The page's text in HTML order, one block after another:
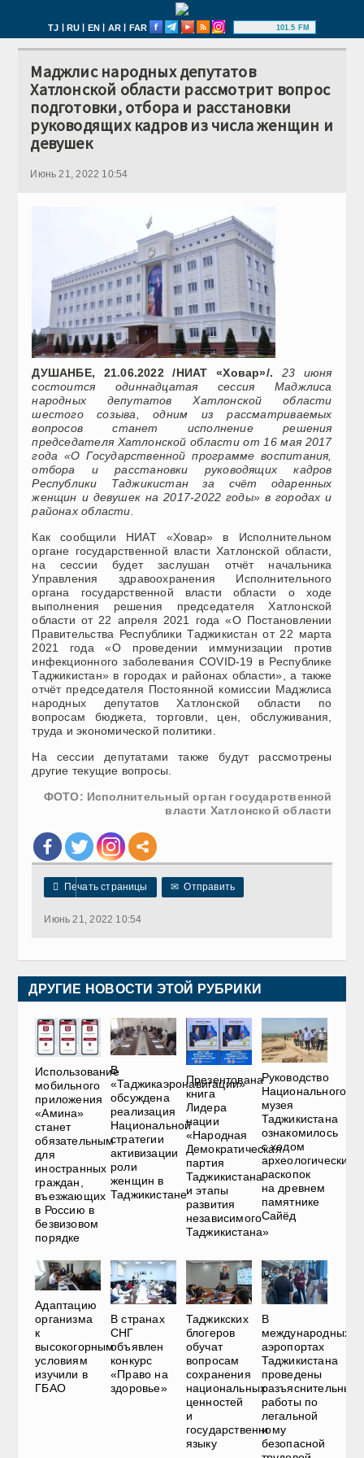
TJ | RU | EN | AR | FAR 101.5 FM
Маджлис народных депутатов
Хатлонской области рассмотрит вопрос
подготовки, отбора и расстановки
руководящих кадров из числа женщин и
девушек
Июнь 21, 2022 10:54
ДУШАНБЕ, 21.06.2022 /НИАТ «Ховар»/.
23 июня
состоится одиннадцатая сессия Маджлиса
народных депутатов Хатлонской области
шестого созыва, одним из рассматриваемых
вопросов станет исполнение решения
председателя Хатлонской области от 16 мая 2017
года «О Государственной программе воспитания,
отбора и расстановки руководящих кадров
Республики Таджикистан за счёт одаренных
женщин и девушек на 2017-2022 годы» в городах и
районах области.
Как сообщили НИАТ «Ховар» в Исполнительном
органе государственной власти Хатлонской области,
на сессии будет заслушан отчёт начальника
Управления здравоохранения Исполнительного
органа государственной власти области о ходе
выполнения решения председателя Хатлонской
области от 22 апреля 2021 года «О Постановлении
Правительства Республики Таджикистан от 22 марта
2021 года «О проведении иммунизации против
инфекционного заболевания COVID-19 в Республике
Таджикистан» в городах и районах области», а также
отчёт председателя Постоянной комиссии Маджлиса
народных депутатов Хатлонской области по
вопросам бюджета, торговли, цен, обслуживания,
труда и экономической политики.
На сессии депутатами также будут рассмотрены
другие текущие вопросы.
ФОТО: Исполнительный орган государственной
власти Хатлонской области
 Печать страницы ✉ Отправить
Июнь 21, 2022 10:54
ДРУГИЕ НОВОСТИ ЭТОЙ РУБРИКИ
Использование
мобильного
приложения
«Амина»
станет
обязательным
для
иностранных
граждан,
въезжающих
в Россию в
безвизовом
порядке
В
«Таджикаэронавигации»
обсуждена
реализация
Национальной
стратегии
активизации
роли
женщин в
Таджикистане
Презентована
книга
Лидера
нации
«Народная
Демократическая
партия
Таджикистана
и этапы
развития
независимого
Таджикистана»
Руководство
Национального
музея
Таджикистана
ознакомилось
с ходом
археологических
раскопок
на древнем
памятнике
Сайёд
Адаптацию
организма
к
высокогорным
условиям
изучили в
ГБАО
В странах
СНГ
объявлен
конкурс
«Право на
здоровье»
Таджикских
блогеров
обучат
вопросам
сохранения
национальных
ценностей
и
государственному
языку
В
международных
аэропортах
Таджикистана
проведены
разъяснительные
работы по
легальной
и
безопасной